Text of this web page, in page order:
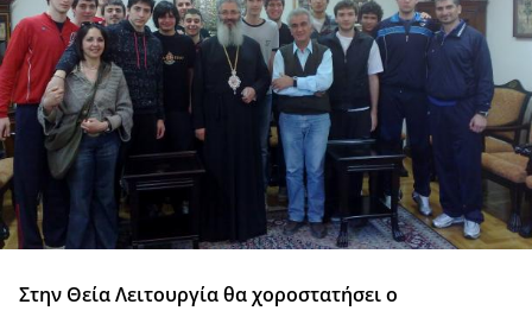
Στην Θεία Λειτουργία θα χοροστατήσει ο